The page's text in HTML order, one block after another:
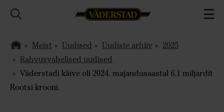
Meist Uudised Uudiste arhiiv
2025
Rahvusvahelised uudised
Väderstadi käive oli 2024. majandusaastal 6,1 miljardit
Rootsi krooni.